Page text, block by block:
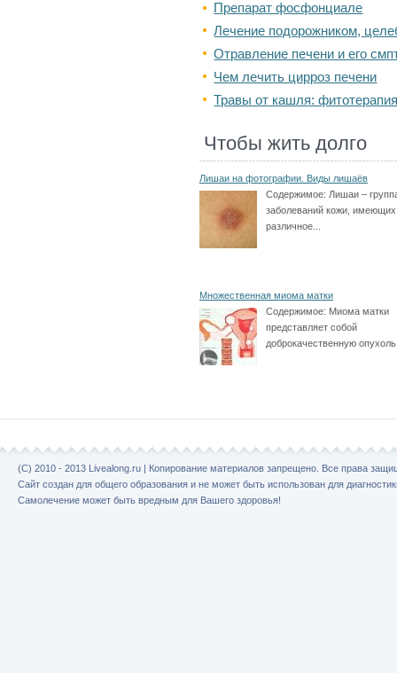
Препарат фосфонциале
Лечение подорожником,
Отравление печени и его
Чем лечить цирроз печени
Травы от кашля:
Чтобы жить долго
Лишаи на фотографии. Виды лишаёв
Содержимое: Лишаи –
заболеваний кожи, имеющих
различное...
Множественная миома матки
Содержимое: Миома матки
представляет собой
доброкачественную
(C) 2010 - 2013 Livealong.ru | Копирование материалов запрещено. Все права
Сайт создан для общего образования и не может быть использован для
Самолечение может быть вредным для Вашего здоровья!